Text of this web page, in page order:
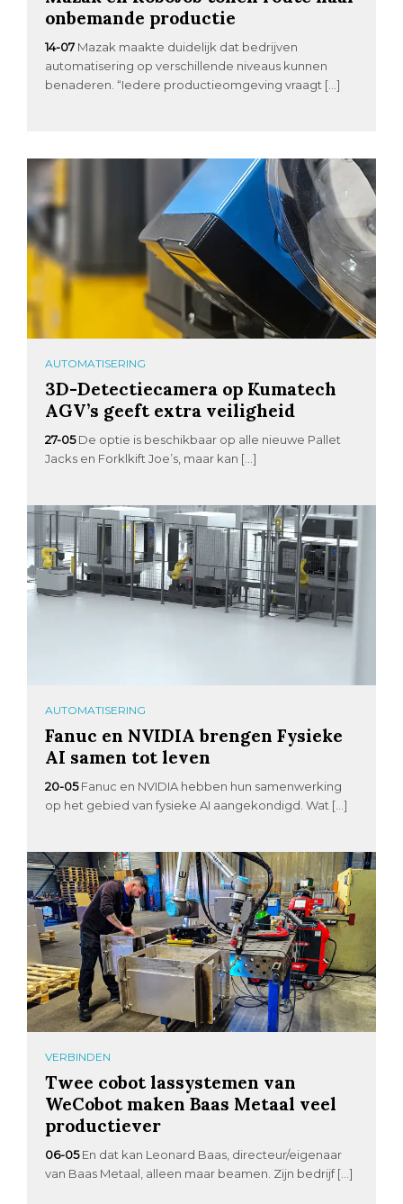
onbemande productie
14-07 Mazak maakte duidelijk dat bedrijven
automatisering op verschillende niveaus kunnen
benaderen. “Iedere productieomgeving vraagt […]
AUTOMATISERING
3D-Detectiecamera op Kumatech
AGV’s geeft extra veiligheid
27-05 De optie is beschikbaar op alle nieuwe Pallet
Jacks en Forklkift Joe’s, maar kan […]
AUTOMATISERING
Fanuc en NVIDIA brengen Fysieke
AI samen tot leven
20-05 Fanuc en NVIDIA hebben hun samenwerking
op het gebied van fysieke AI aangekondigd. Wat […]
VERBINDEN
Twee cobot lassystemen van
WeCobot maken Baas Metaal veel
productiever
06-05 En dat kan Leonard Baas, directeur/eigenaar
van Baas Metaal, alleen maar beamen. Zijn bedrijf […]